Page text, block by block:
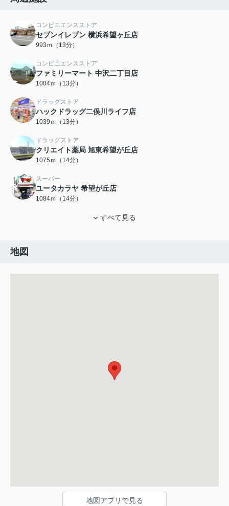
コンビニエンスストア
セブンイレブン 横浜希望ヶ丘店
993ｍ（13分）
コンビニエンスストア
ファミリーマート 中沢二丁目店
1004ｍ（13分）
ドラッグストア
ハックドラッグ二俣川ライフ店
1039ｍ（13分）
ドラッグストア
クリエイト薬局 旭東希望が丘店
1075ｍ（14分）
スーパー
ユータカラヤ 希望が丘店
1084ｍ（14分）
すべて見る
地図
地図アプリで見る